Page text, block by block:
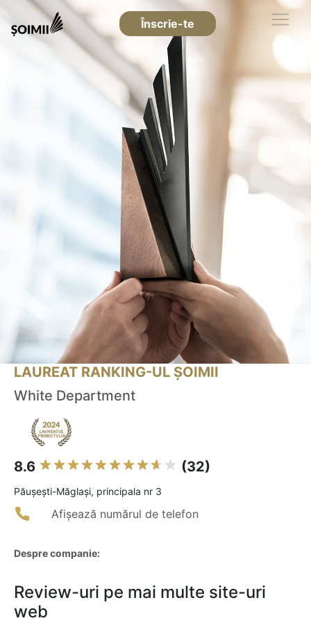
Înscrie-te
LAUREAT RANKING-UL ȘOIMII
White Department
8.6 (32)
Păuşeşti-Măglaşi, principala nr 3
Afișează numărul de telefon
Despre companie:
Review-uri pe mai multe site-uri
web